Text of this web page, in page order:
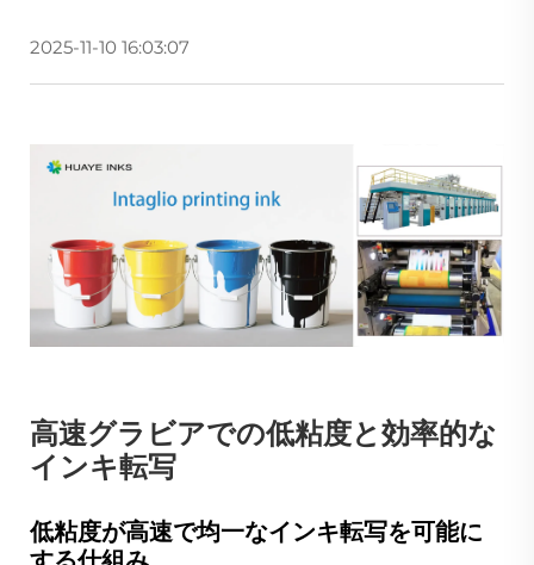
2025-11-10 16:03:07
高速グラビアでの低粘度と効率的な
インキ転写
低粘度が高速で均一なインキ転写を可能に